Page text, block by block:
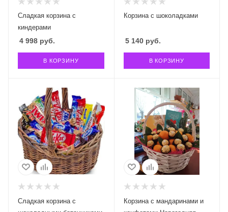
Сладкая корзина с
киндерами
4 998 руб.
В КОРЗИНУ
Корзина с шоколадками
5 140руб.
В КОРЗИНУ
Сладкая корзина с
Корзина с мандаринами и